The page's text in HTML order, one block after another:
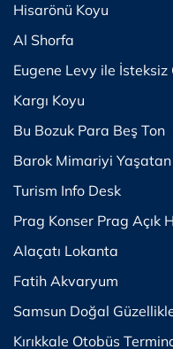
Hisarönü Koyu
Al Shorfa
Eugene Levy ile İsteksiz
Kargı Koyu
Bu Bozuk Para Beş Ton
Barok Mimariyi Yaşatan
Turism Info Desk
Prag Konser Prag Açık
Alaçatı Lokanta
Fatih Akvaryum
Samsun Doğal
Kırıkkale Otobüs